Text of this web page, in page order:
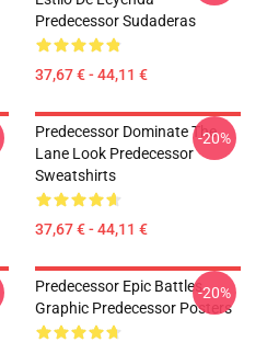
Predecessor Sudaderas
37,67 € - 44,11 €
Predecessor Dominate The
Lane Look Predecessor
Sweatshirts
37,67 € - 44,11 €
-20%
Predecessor Epic Battles
Graphic Predecessor Posters
-20%